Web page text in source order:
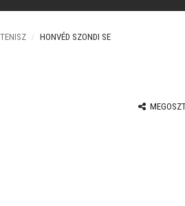
TENISZ HONVÉD SZONDI SE